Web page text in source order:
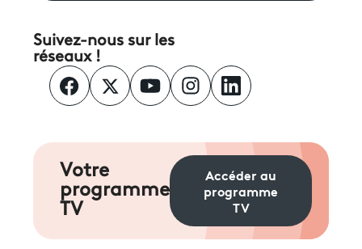
Suivez-nous sur les
réseaux !
Votre
programme
TV
Accéder au
programme
TV